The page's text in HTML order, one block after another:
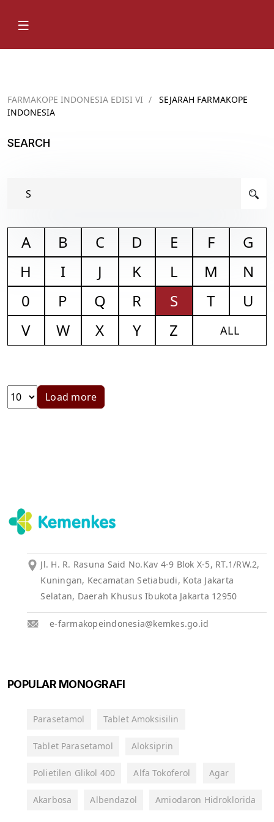
FARMAKOPE INDONESIA EDISI VI /
SEJARAH FARMAKOPE
INDONESIA
SEARCH
A B C D E F
G
H
I J K L M
N
0
P Q R S T
U
V
W X Y Z ALL
Load more
Jl. H. R. Rasuna Said No.Kav 4-9 Blok X-5, RT.1/RW.2,
Kuningan, Kecamatan Setiabudi, Kota Jakarta
Selatan, Daerah Khusus Ibukota Jakarta 12950
e-farmakopeindonesia@kemkes.go.id
POPULAR MONOGRAFI
Parasetamol Tablet Amoksisilin
Tablet Parasetamol Aloksiprin
Polietilen Glikol 400 Alfa Tokoferol Agar
Akarbosa Albendazol Amiodaron Hidroklorida